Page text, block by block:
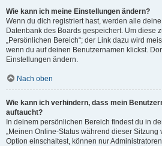
Wie kann ich meine Einstellungen ändern?
Wenn du dich registriert hast, werden alle
Datenbank des Boards gespeichert. Um diese
„Persönlichen Bereich“; der Link dazu wird
wenn du auf deinen Benutzernamen klickst.
Einstellungen ändern.
Nach oben
Wie kann ich verhindern, dass mein
auftaucht?
In deinem persönlichen Bereich findest du in
„Meinen Online-Status während dieser Sitzung
Option einschaltest, können nur